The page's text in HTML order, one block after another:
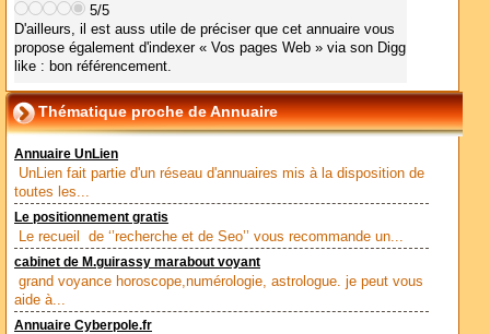
5/5
D'ailleurs, il est auss utile de préciser que cet annuaire vous
propose également d'indexer « Vos pages Web » via son Digg
like : bon référencement.
Thématique proche de Annuaire
Annuaire UnLien
UnLien fait partie d'un réseau d'annuaires mis à la disposition de
toutes les...
Le positionnement gratis
Le recueil de ‘’recherche et de Seo’’ vous recommande un...
cabinet de M.guirassy marabout voyant
grand voyance horoscope,numérologie, astrologue. je peut vous
aide à...
Annuaire Cyberpole.fr